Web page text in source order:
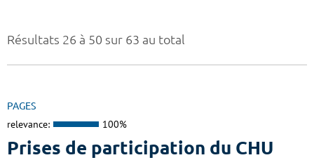
Résultats 26 à 50 sur 63 au total
PAGES
relevance: 100%
Prises de participation du CHU